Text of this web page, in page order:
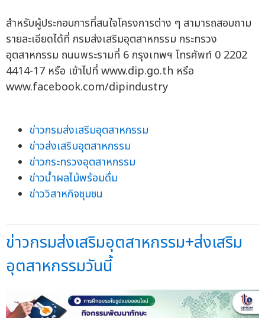
สำหรับผู้ประกอบการที่สนใจโครงการต่าง ๆ สามารถสอบถาม
รายละเอียดได้ที่ กรมส่งเสริมอุตสาหกรรม กระทรวง
อุตสาหกรรม ถนนพระรามที่ 6 กรุงเทพฯ โทรศัพท์ 0 2202
4414-17 หรือ เข้าไปที่ www.dip.go.th หรือ
www.facebook.com/dipindustry
ข่าวกรมส่งเสริมอุตสาหกรรม
ข่าวส่งเสริมอุตสาหกรรม
ข่าวกระทรวงอุตสาหกรรม
ข่าวน้ำผลไม้พร้อมดื่ม
ข่าววิสาหกิจชุมชน
ข่าวกรมส่งเสริมอุตสาหกรรม+ส่งเสริม
อุตสาหกรรมวันนี้